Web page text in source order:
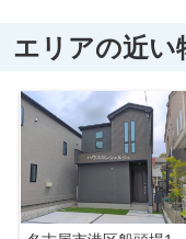
エリアの近い